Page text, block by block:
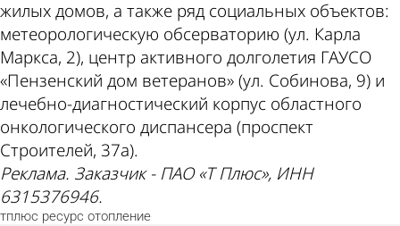
жилых домов, а также ряд социальных объектов:
метеорологическую обсерваторию (ул. Карла
Маркса, 2), центр активного долголетия ГАУСО
«Пензенский дом ветеранов» (ул. Собинова, 9) и
лечебно-диагностический корпус областного
онкологического диспансера (проспект
Строителей, 37а).
Реклама. Заказчик - ПАО «Т Плюс», ИНН
6315376946.
тплюс ресурс отопление